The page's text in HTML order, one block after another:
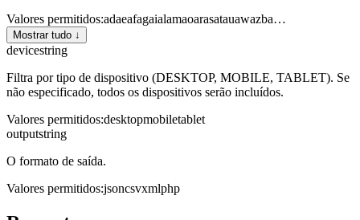
Valores permitidos:adaeafagaialamaoarasatauawazba…
Mostrar tudo ↓
devicestring
Filtra por tipo de dispositivo (DESKTOP, MOBILE, TABLET). Se
não especificado, todos os dispositivos serão incluídos.
Valores permitidos:desktopmobiletablet
outputstring
O formato de saída.
Valores permitidos:jsoncsvxmlphp